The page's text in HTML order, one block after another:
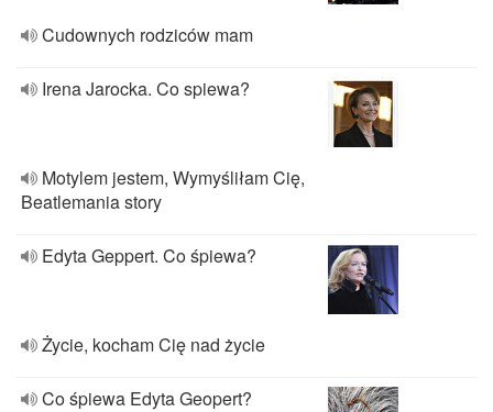
Cudownych rodziców mam
Irena Jarocka. Co spiewa?
Motylem jestem, Wymyśliłam Cię,
Beatlemania story
Edyta Geppert. Co śpiewa?
Życie, kocham Cię nad życie
Co śpiewa Edyta Geopert?